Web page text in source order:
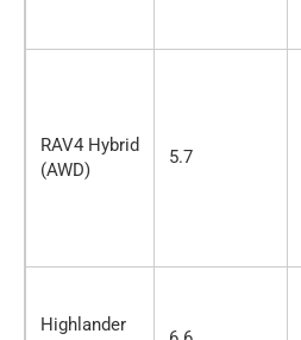
RAV4 Hybrid
(AWD)
5.7
Highlander